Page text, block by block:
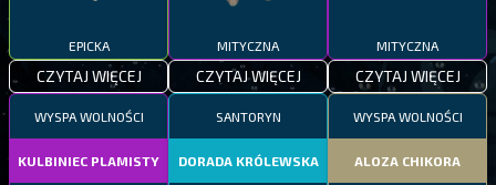
EPICKA
CZYTAJ WIĘCEJ
MITYCZNA
CZYTAJ WIĘCEJ
MITYCZNA
CZYTAJ WIĘCEJ
WYSPA WOLNOŚCI
KULBINIEC PLAMISTY
SANTORYN
DORADA KRÓLEWSKA
WYSPA WOLNOŚCI
ALOZA CHIKORA